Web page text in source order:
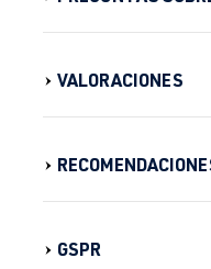
VALORACIONES
GSPR